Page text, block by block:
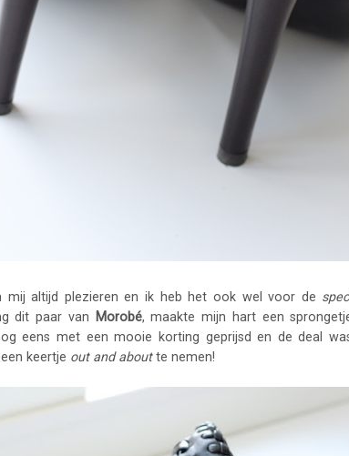
mij altijd plezieren en ik heb het ook wel voor de
dit paar van
Morobé, maakte mijn hart een
eens met een mooie korting geprijsd en de deal
keertje out and aboutte nemen!